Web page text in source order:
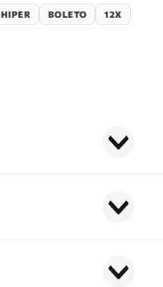
HIPER BOLETO 12X